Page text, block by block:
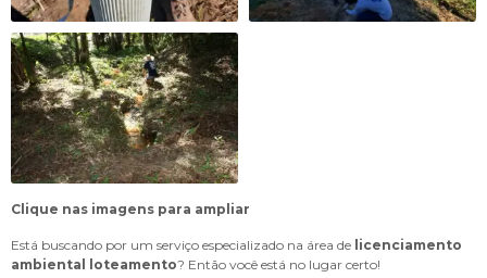
Clique nas imagens para ampliar
Está buscando por um serviço especializado na área de licenciamento
ambiental loteamento? Então você está no lugar certo!